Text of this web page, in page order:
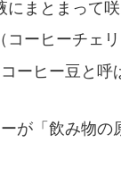
まとまって咲
ーヒーチェリ
ーヒー豆と呼
が「飲み物の